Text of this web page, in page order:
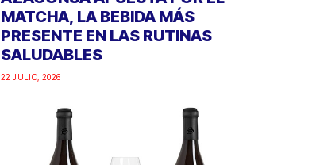
MATCHA, LA BEBIDA MÁS
PRESENTE EN LAS RUTINAS
SALUDABLES
22 JULIO, 2026